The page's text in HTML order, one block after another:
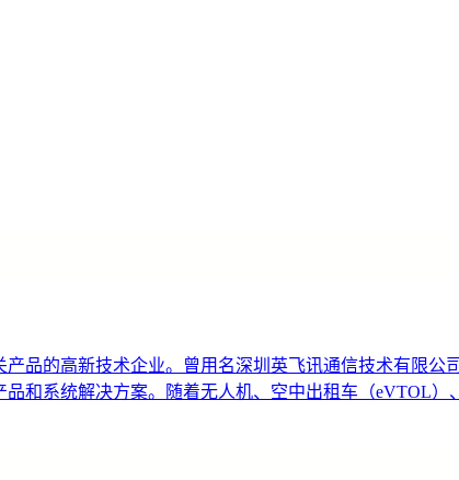
品的高新技术企业。曾用名深圳英飞讯通信技术有限公
和系统解决方案。随着无人机、空中出租车（eVTOL